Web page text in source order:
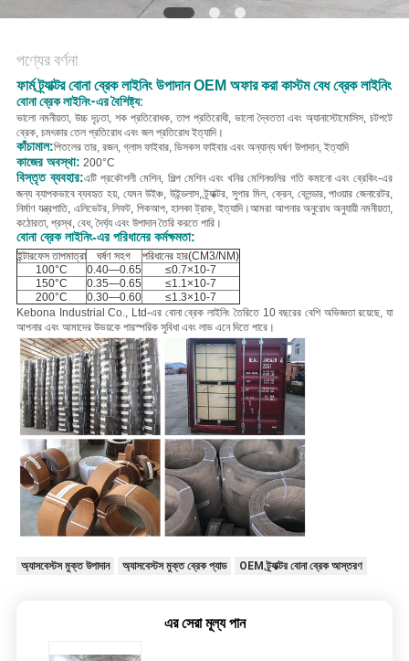
পণ্যের বর্ণনা
ফার্ম ট্র্যাক্টর বোনা ব্রেক লাইনিং উপাদান OEM অফার করা কাস্টম বেধ ব্রেক লাইনিং
বোনা ব্রেক লাইনিং-এর বৈশিষ্ট্য:
ভালো নমনীয়তা, উচ্চ দৃঢ়তা, শক প্রতিরোধক, তাপ প্রতিরোধী, ভালো দ্বৈততা এবং অ্যানাস্টোমোসিস, চটপটে
ব্রেক, চমৎকার তেল প্রতিরোধ এবং জল প্রতিরোধ ইত্যাদি।
কাঁচামাল:পিতলের তার, রজন, গ্লাস ফাইবার, ভিসকস ফাইবার এবং অন্যান্য ঘর্ষণ উপাদান, ইত্যাদি
কাজের অবস্থা: 200°C
বিস্তৃত ব্যবহার:এটি প্রকৌশলী মেশিন, শিল্প মেশিন এবং খনির মেশিনগুলির গতি কমানো এবং ব্রেকিং-এর
জন্য ব্যাপকভাবে ব্যবহৃত হয়, যেমন উইঞ্চ, উইন্ডলাস, ট্র্যাক্টর, সুগার মিল, ক্রেন, ব্লেন্ডার, পাওয়ার জেনারেটর,
নির্মাণ যন্ত্রপাতি, এলিভেটর, লিফট, পিকআপ, হালকা ট্রাক, ইত্যাদি।আমরা আপনার অনুরোধ অনুযায়ী নমনীয়তা,
কঠোরতা, প্রস্থ, বেধ, দৈর্ঘ্য এবং উপাদান তৈরি করতে পারি।
বোনা ব্রেক লাইনিং-এর পরিধানের কর্মক্ষমতা:
ইন্টারফেস তাপমাত্রা ঘর্ষণ সহগ
পরিধানের হার(CM3/NM)
100°C
0.40—0.65
≤0.7×10-7
150°C
0.35—0.65
≤1.1×10-7
200°C
0.30—0.60
≤1.3×10-7
Kebona Industrial Co., Ltd-এর বোনা ব্রেক লাইনিং তৈরিতে 10 বছরের বেশি অভিজ্ঞতা রয়েছে, যা
আপনার এবং আমাদের উভয়কে পারস্পরিক সুবিধা এবং লাভ এনে দিতে পারে।
অ্যাসবেস্টস মুক্ত উপাদান অ্যাসবেস্টস মুক্ত ব্রেক প্যাড OEM ট্র্যাক্টর বোনা ব্রেক আস্তরণ
এর সেরা মূল্য পান